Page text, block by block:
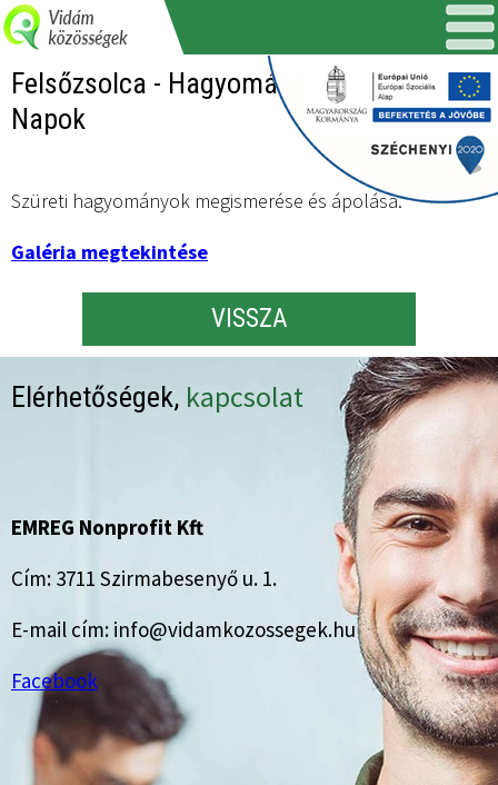
Felsőzsolca - Hagyományőrző Szüreti
Napok
Szüreti hagyományok megismerése és ápolása.
Galéria megtekintése
VISSZA
Elérhetőségek, kapcsolat
EMREG Nonprofit Kft
Cím: 3711 Szirmabesenyő u. 1.
E-mail cím: info@vidamkozossegek.hu
Facebook